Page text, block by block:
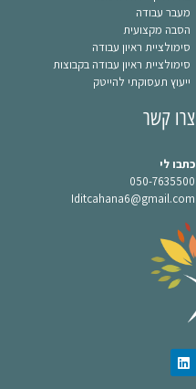
מעבר עבודה
הסבה מקצועית
סימולציית ראיון עבודה
סימולציית ראיון עבודה בקבוצות
ייעוץ תעסוקתי להייטק
צרו קשר
כתבו לי
050-7635500
Iditcahana6@gmail.com